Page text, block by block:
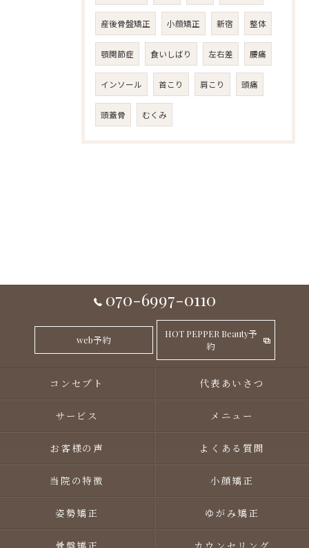
産後骨盤矯正 小顔矯正 新宿 整体
顎関節症 食いしばり 左右差 腰痛
インソール 首こり 肩こり 頭痛
頭蓋骨 むくみ
070-6997-0110
web予約
HOT PEPPER Beauty予
約
コンセプト 代表あいさつ
サービス メニュー
お客様の声 よくある質問
当院の特徴 小顔矯正
姿勢矯正 ゆがみ矯正
骨盤矯正 カウンセリング